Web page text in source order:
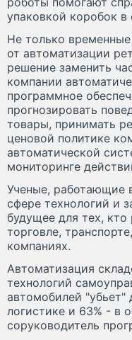
упаковкой коробок в
Не только
от автоматизации
решение заменить
компании
программное
прогнозировать
товары, принимать
ценовой политике
автоматической
мониторинге
Ученые, работающие
сфере технологий и
будущее для тех, кто
торговле,
компаниях.
Автоматизация
технологий
автомобилей "убьет"
логистике и 63% - в
соруководитель